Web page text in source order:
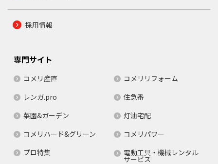
採用情報
専門サイト
コメリ産直
コメリリフォーム
レンガ.pro
住急番
菜園&ガーデン
灯油宅配
コメリハード&グリーン
コメリパワー
プロ特集
電動工具・機械レンタル
サービス